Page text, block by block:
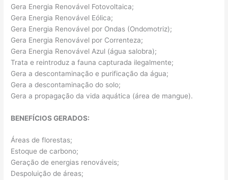
Gera Energia Renovável Fotovoltaica;
Gera Energia Renovável Eólica;
Gera Energia Renovável por Ondas (Ondomotriz);
Gera Energia Renovável por Correnteza;
Gera Energia Renovável Azul (água salobra);
Trata e reintroduz a fauna capturada ilegalmente;
Gera a descontaminação e purificação da água;
Gera a descontaminação do solo;
Gera a propagação da vida aquática (área de mangue).
BENEFÍCIOS GERADOS:
Áreas de florestas;
Estoque de carbono;
Geração de energias renováveis;
Despoluição de áreas;